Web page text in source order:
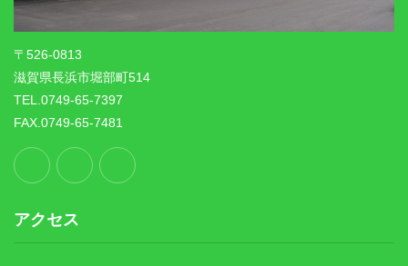
〒526-0813
滋賀県長浜市堀部町514
TEL.0749-65-7397
FAX.0749-65-7481
アクセス